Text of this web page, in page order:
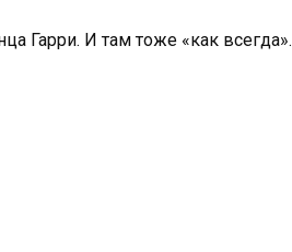
Гарри. И там тоже «как всегда».